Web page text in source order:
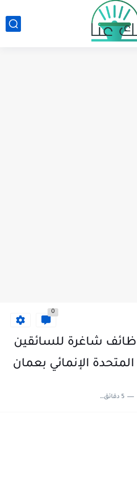
0
شاغرة للسائقين
الإنمائي بعمان
5 دقائق للقراءة